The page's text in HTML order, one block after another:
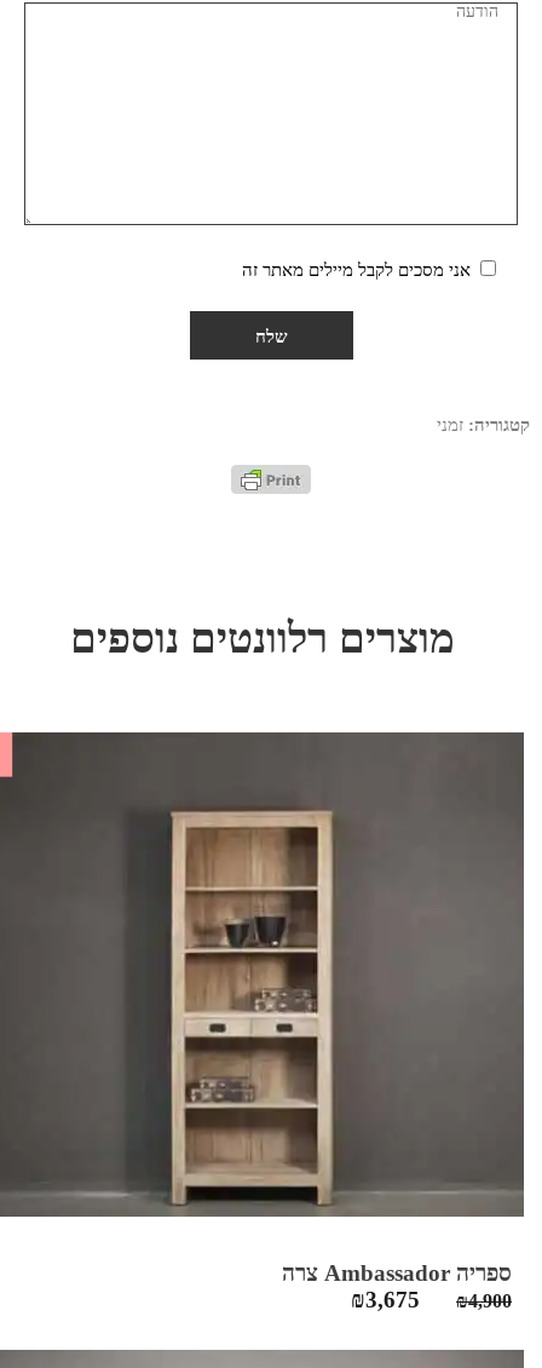
אני מסכים לקבל מיילים מאתר זה
קטגוריה: זמני
מוצרים רלוונטים נוספים
ספריה Ambassador צרה
₪4,900
המחיר
היה:
₪3,675
הוא: